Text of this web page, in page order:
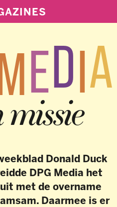
EDIA
Donald Duck
DPG Media het
met de overname
Daarmee is er